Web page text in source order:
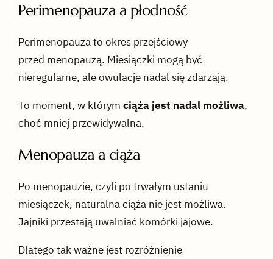
Perimenopauza a płodność
Perimenopauza to okres przejściowy
przed menopauzą. Miesiączki mogą być
nieregularne, ale owulacje nadal się zdarzają.
To moment, w którymciąża jest nadal możliwa,
choć mniej przewidywalna.
Menopauza a ciąża
Po menopauzie, czyli po trwałym ustaniu
miesiączek, naturalna ciąża nie jest możliwa.
Jajniki przestają uwalniać komórki jajowe.
Dlatego tak ważne jest rozróżnienie